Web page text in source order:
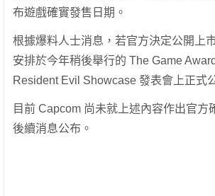
布遊戲確實發售日期。
根據爆料人士消息，若官方決定公開上
安排於今年稍後舉行的 The Game
Resident Evil Showcase 發表會上正式
目前 Capcom 尚未就上述內容作出官方
後續消息公布。